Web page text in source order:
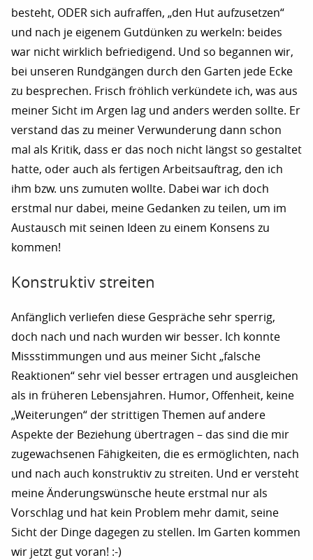
besteht, ODER sich aufraffen, „den Hut aufzusetzen“
und nach je eigenem Gutdünken zu werkeln: beides
war nicht wirklich befriedigend. Und so begannen wir,
bei unseren Rundgängen durch den Garten jede Ecke
zu besprechen. Frisch fröhlich verkündete ich, was aus
meiner Sicht im Argen lag und anders werden sollte. Er
verstand das zu meiner Verwunderung dann schon
mal als Kritik, dass er das noch nicht längst so gestaltet
hatte, oder auch als fertigen Arbeitsauftrag, den ich
ihm bzw. uns zumuten wollte. Dabei war ich doch
erstmal nur dabei, meine Gedanken zu teilen, um im
Austausch mit seinen Ideen zu einem Konsens zu
kommen!
Konstruktiv streiten
Anfänglich verliefen diese Gespräche sehr sperrig,
doch nach und nach wurden wir besser. Ich konnte
Missstimmungen und aus meiner Sicht „falsche
Reaktionen“ sehr viel besser ertragen und ausgleichen
als in früheren Lebensjahren. Humor, Offenheit, keine
„Weiterungen“ der strittigen Themen auf andere
Aspekte der Beziehung übertragen – das sind die mir
zugewachsenen Fähigkeiten, die es ermöglichten, nach
und nach auch konstruktiv zu streiten. Und er versteht
meine Änderungswünsche heute erstmal nur als
Vorschlag und hat kein Problem mehr damit, seine
Sicht der Dinge dagegen zu stellen. Im Garten kommen
wir jetzt gut voran! :-)